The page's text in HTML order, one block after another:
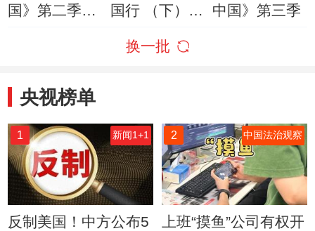
国》第二季精
国行 （下）
中国》第三季
换一批
央视榜单
1 新闻1+1
反制美国！中方公布5
2 中国法治观察
上班“摸鱼”公司有权开